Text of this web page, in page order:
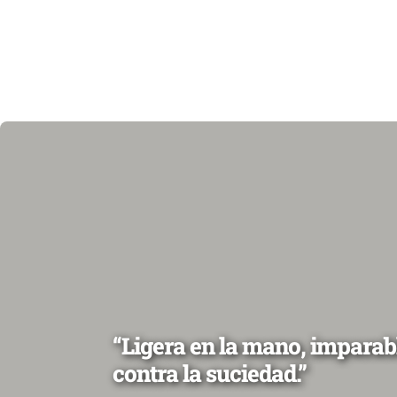
“Ligera en la mano,
contra la suciedad.”